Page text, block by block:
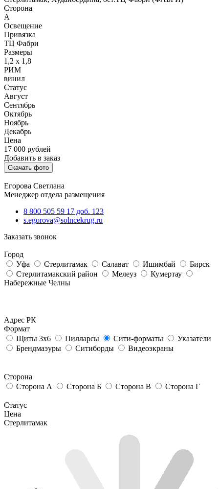
Сторона
А
Освещение
Привязка
ТЦ Фабри
Размеры
1,2 х 1,8
РИМ
винил
Статус
Август
Сентябрь
Октябрь
Ноябрь
Декабрь
Цена
17 000 рублей
Добавить в заказ
Скачать фото
Егорова Светлана
Менеджер отдела размещения
8 800 505 59 17 доб. 123
s.egorova@solncekrug.ru
Заказать звонок
Город
Уфа
Стерлитамак Салават Ишимбай
Бирск
Стерлитамакский район
Мелеуз
Кумертау
Набережные Челны
Адрес РК
Формат
Щиты 3х6
Пилларсы Сити-форматы
Указатели
Брендмаэуры
Ситиборды Видеоэкраны
Сторона
Сторона А
Сторона Б Сторона В Сторона Г
Статус
Цена
Стерлитамак